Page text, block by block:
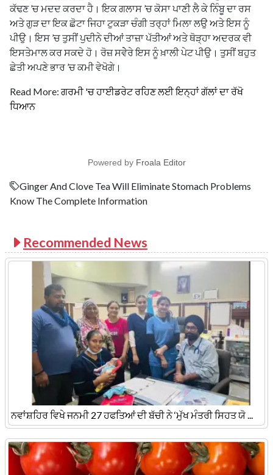
ਕੱਢਣ ’ਚ ਮਦਦ ਕਰਦਾ ਹੈ। ਇਕ ਗਲਾਸ ’ਚ ਕੋਸਾ ਪਾਣੀ ਲੈ ਕੇ ਨਿੰਬੂ ਦਾ ਰਸ
ਅਤੇ ਗੁੜ ਦਾ ਇਕ ਛੋਟਾ ਜਿਹਾ ਟੁਕੜਾ ਚੰਗੀ ਤਰ੍ਹਾਂ ਮਿਲਾ ਲਉ ਅਤੇ ਇਸ ਨੂੰ
ਪੀਉ। ਇਸ ’ਚ ਤੁਸੀਂ ਪੁਦੀਨੇ ਦੀਆਂ ਤਾਜ਼ਾ ਪੱਤੀਆਂ ਅਤੇ ਥੋੜ੍ਹਾ ਅਦਰਕ ਵੀ
ਇਸਤੇਮਾਲ ਕਰ ਸਕਦੇ ਹੋ। ਰੋਜ਼ ਸਵੇੇਰੇ ਇਸ ਨੂੰ ਖ਼ਾਲੀ ਪੇਟ ਪੀਉ। ਤੁਸੀਂ ਬਹੁਤ
ਛੇਤੀ ਅਪਣੇ ਭਾਰ ’ਚ ਕਮੀ ਵੇਖੋਗੇ।
Read More: ਗਰਮੀ 'ਚ ਹਾਈਡਰੇਟ ਰਹਿਣ ਲਈ ਇਨ੍ਹਾਂ ਗੱਲਾਂ ਦਾ ਰੱਖੋ
ਧਿਆਨ
Powered by Froala Editor
Ginger And Clove Tea Will Eliminate Stomach Problems
Know The Complete Information
Recommended News
ਨਵਾਂਸ਼ਹਿਰ ਵਿਖੇ ਜਨਮੀ 27 ਹਫਤਿਆਂ ਦੀ ਬੱਚੀ ਨੇ ‘ਮੁੱਖ ਮੰਤਰੀ ਸਿਹਤ ਯੋ ...